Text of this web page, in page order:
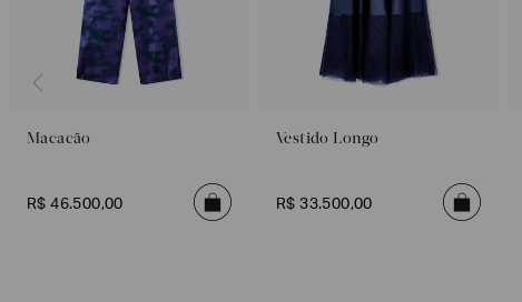
Macacão
R$ 46.500,00
Vestido Longo
R$ 33.500,00